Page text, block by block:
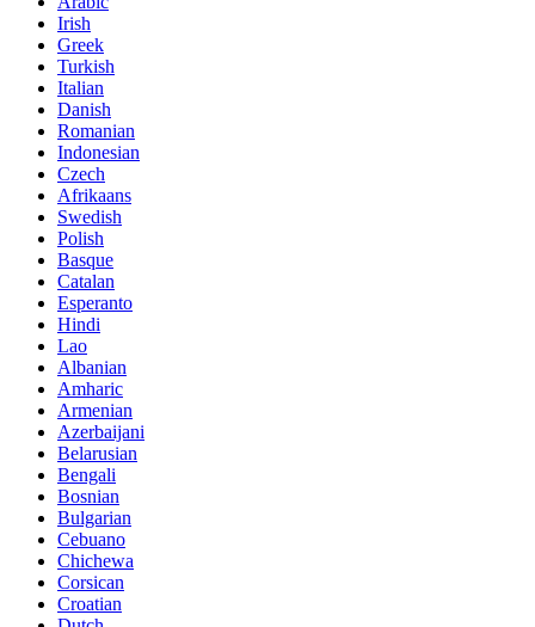
Irish
Greek
Turkish
Italian
Danish
Romanian
Indonesian
Czech
Afrikaans
Swedish
Polish
Basque
Catalan
Esperanto
Hindi
Lao
Albanian
Amharic
Armenian
Azerbaijani
Belarusian
Bengali
Bosnian
Bulgarian
Cebuano
Chichewa
Corsican
Croatian